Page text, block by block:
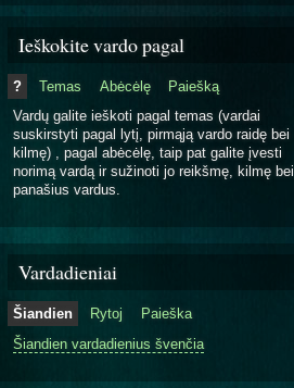
Ieškokite vardo pagal
? Temas Abėcėlę
Paiešką
Vardų galite ieškoti pagal temas (vardai
suskirstyti pagal lytį, pirmąją vardo raidę bei
kilmę) , pagal abėcėlę, taip pat galite įvesti
norimą vardą ir sužinoti jo reikšmę, kilmę bei
panašius vardus.
Vardadieniai
Šiandien Rytoj
Paieška
Šiandien vardadienius švenčia